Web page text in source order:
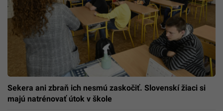
Sekera ani zbraň ich nesmú zaskočiť. Slovenskí žiaci si
majú natrénovať útok v škole